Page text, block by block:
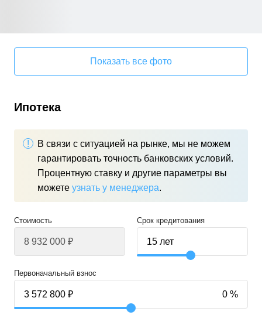
Показать все фото
Ипотека
В связи с ситуацией на рынке, мы не можем
гарантировать точность банковских условий.
Процентную ставку и другие параметры вы
можете узнать у менеджера.
Стоимость
Первоначальный взнос
Срок кредитования